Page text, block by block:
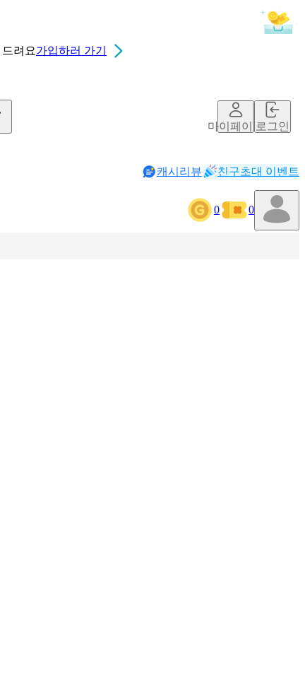
드려요가입하러 가기
마이페이지로그인
캐시리뷰 친구초대 이벤트
0 0